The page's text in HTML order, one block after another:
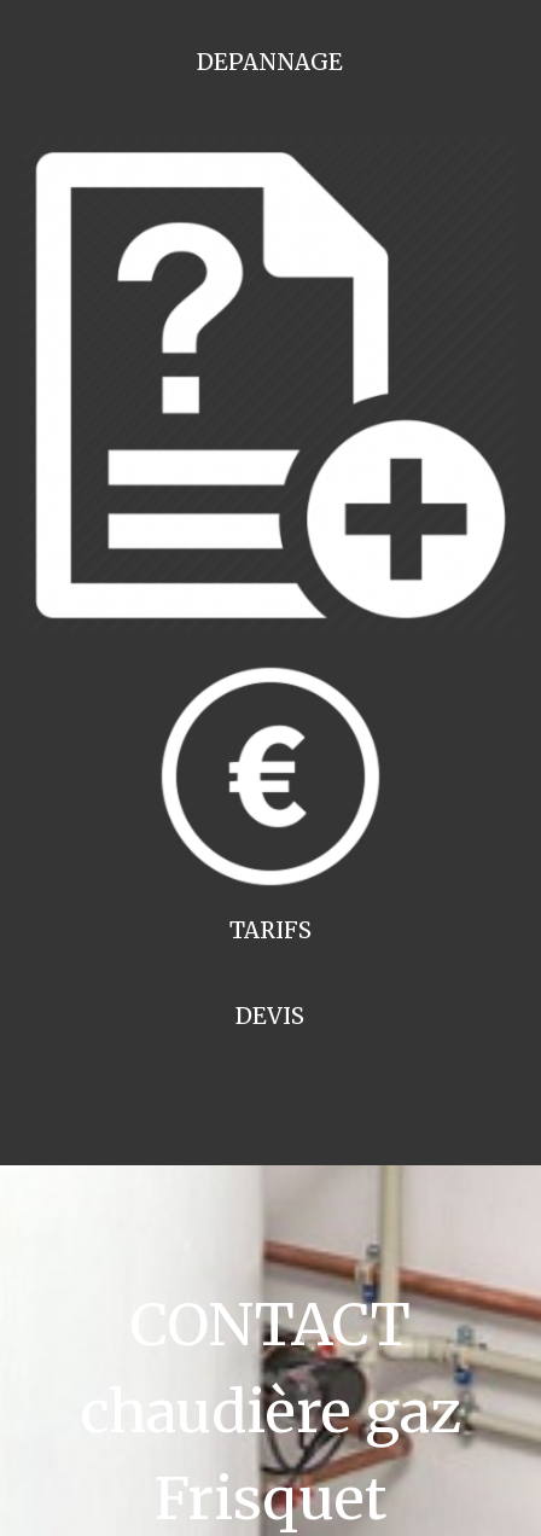
DEPANNAGE
TARIFS
DEVIS
CONTACT
chaudière gaz
Frisquet